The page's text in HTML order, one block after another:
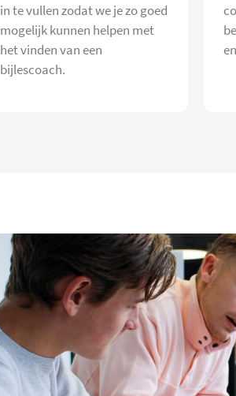
in te vullen zodat we je zo goed
mogelijk kunnen helpen met
het vinden van een
bijlescoach.